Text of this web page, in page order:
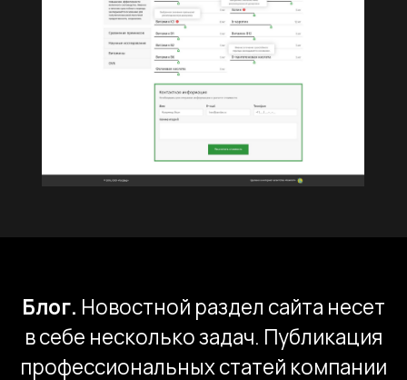
позволяющий продемонстрировать
все возможности и направления
деятельности, а также привлечь
новых клиентов. Сайт имеет
возможность активно продвигаться
при помощи SEO. Разработанный
конструктор премиксов настолько
понравился коллегам по цеху, что
из агро-тематики на разработку
Заказчика, в обозначенные сроки
и бюджет мы уложились.
Другие проекты